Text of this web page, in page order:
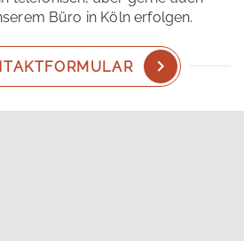
Büro in Köln erfolgen.